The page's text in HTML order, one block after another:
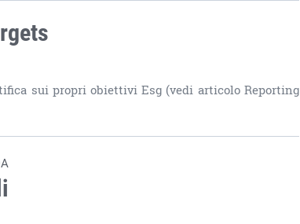
sui propri obiettivi Esg (vedi articolo Reporting